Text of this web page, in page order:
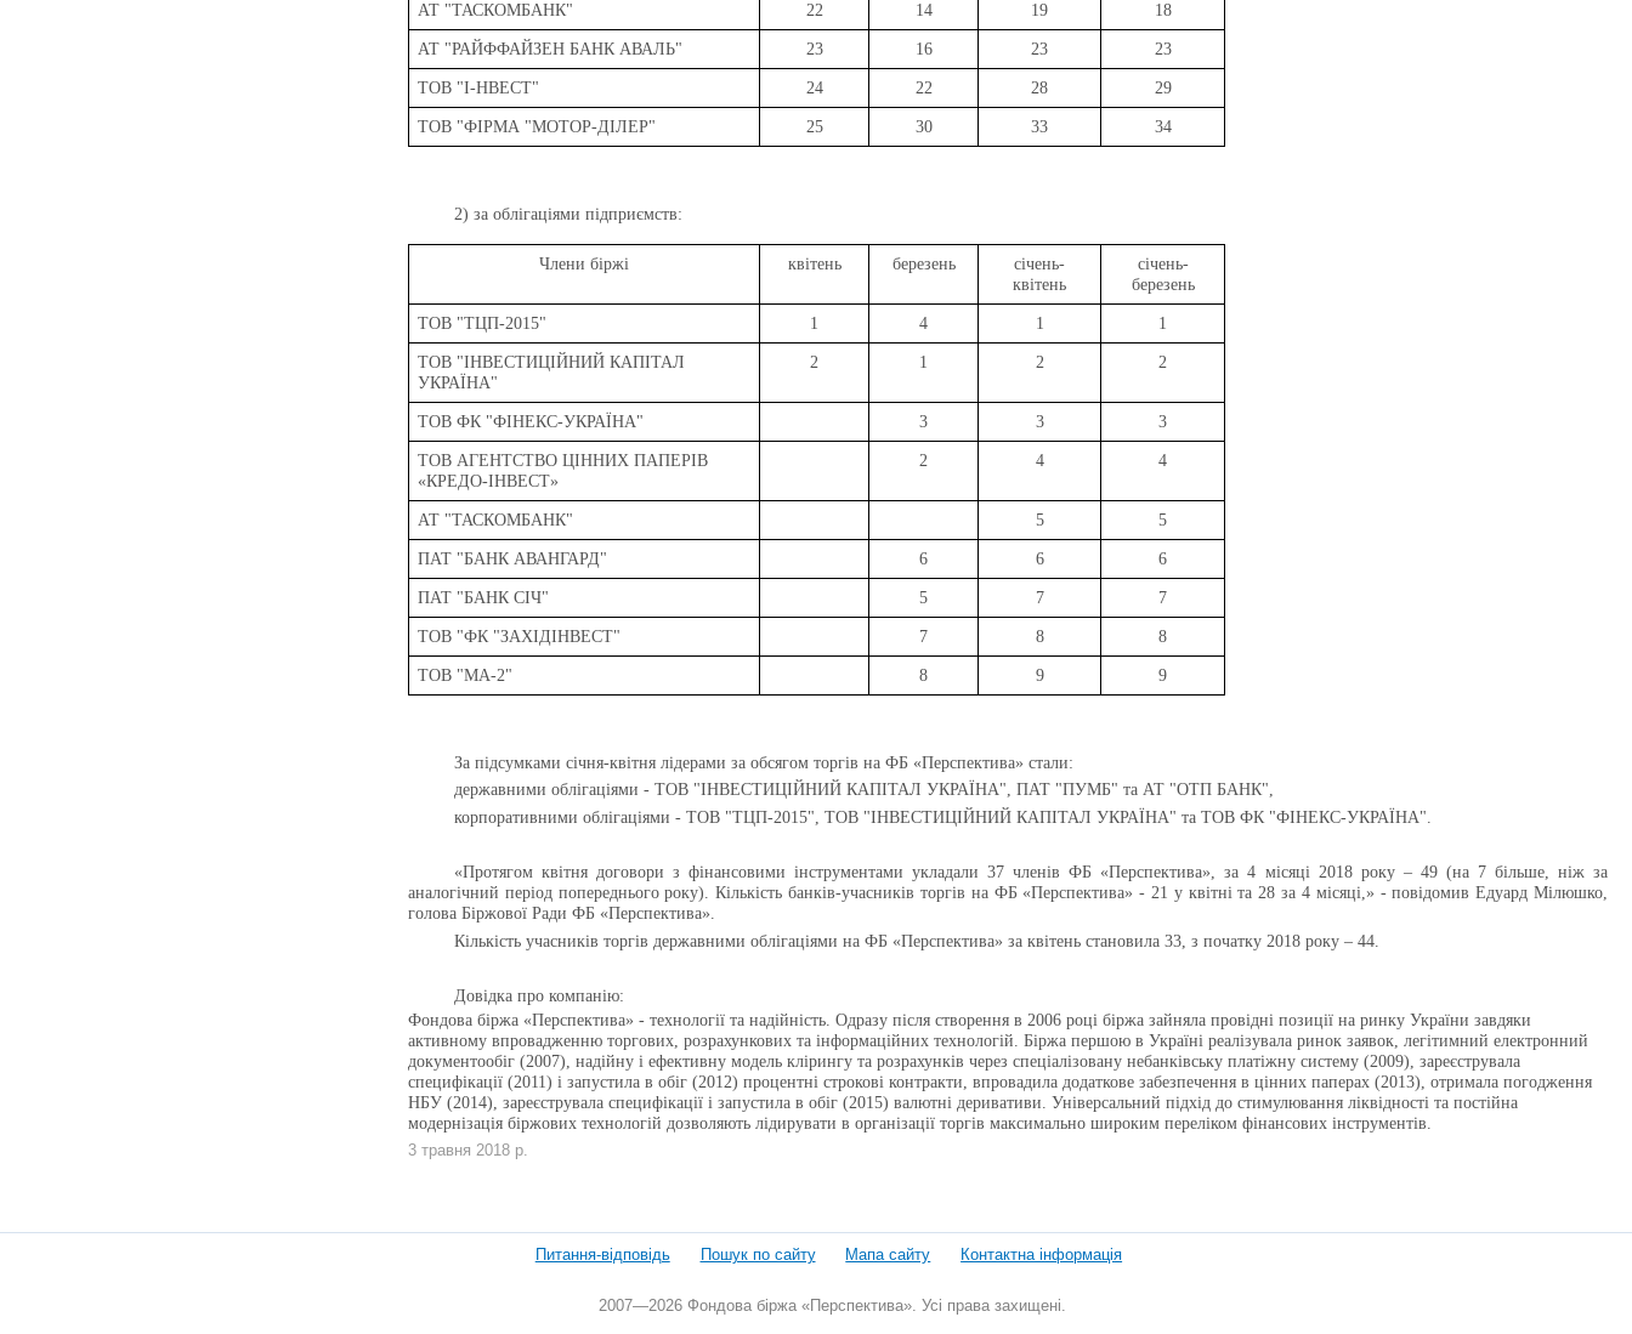
АТ "ТАСКОМБАНК" 22 14 19 18
АТ "РАЙФФАЙЗЕН БАНК АВАЛЬ" 23 16 23 23
ТОВ "І-НВЕСТ" 24 22 28 29
ТОВ "ФІРМА "МОТОР-ДІЛЕР" 25 30 33 34
2) за облігаціями підприємств:
Члени біржі квітень березень
січень-
квітень
січень-
березень
ТОВ "ТЦП-2015" 1 4 1 1
ТОВ "ІНВЕСТИЦІЙНИЙ КАПІТАЛ
УКРАЇНА"
2 1 2 2
ТОВ ФК "ФІНЕКС-УКРАЇНА" 3 3 3
ТОВ АГЕНТСТВО ЦІННИХ ПАПЕРІВ
«КРЕДО-ІНВЕСТ»
2 4 4
АТ "ТАСКОМБАНК" 5 5
ПАТ "БАНК АВАНГАРД" 6 6 6
ПАТ "БАНК СІЧ" 5 7 7
ТОВ "ФК "ЗАХІДІНВЕСТ" 7 8 8
ТОВ "МА-2" 8 9 9
За підсумками січня-квітня лідерами за обсягом торгів на ФБ «Перспектива» стали:
державними облігаціями - ТОВ "ІНВЕСТИЦІЙНИЙ КАПІТАЛ УКРАЇНА", ПАТ "ПУМБ" та АТ "ОТП БАНК",
корпоративними облігаціями - ТОВ "ТЦП-2015", ТОВ "ІНВЕСТИЦІЙНИЙ КАПІТАЛ УКРАЇНА" та ТОВ ФК "ФІНЕКС-УКРАЇНА".
«Протягом квітня договори з фінансовими інструментами укладали 37 членів ФБ «Перспектива», за 4 місяці 2018 року – 49 (на 7 більше, ніж за
аналогічний період попереднього року). Кількість банків-учасників торгів на ФБ «Перспектива» - 21 у квітні та 28 за 4 місяці,» - повідомив Едуард Мілюшко,
голова Біржової Ради ФБ «Перспектива».
Кількість учасників торгів державними облігаціями на ФБ «Перспектива» за квітень становила 33, з початку 2018 року – 44.
Довідка про компанію:
Фондова біржа «Перспектива» - технології та надійність. Одразу після створення в 2006 році біржа зайняла провідні позиції на ринку України завдяки
активному впровадженню торгових, розрахункових та інформаційних технологій. Біржа першою в Україні реалізувала ринок заявок, легітимний електронний
документообіг (2007), надійну і ефективну модель клірингу та розрахунків через спеціалізовану небанківську платіжну систему (2009), зареєструвала
специфікації (2011) і запустила в обіг (2012) процентні строкові контракти, впровадила додаткове забезпечення в цінних паперах (2013), отримала погодження
НБУ (2014), зареєструвала специфікації і запустила в обіг (2015) валютні деривативи. Універсальний підхід до стимулювання ліквідності та постійна
модернізація біржових технологій дозволяють лідирувати в організації торгів максимально широким переліком фінансових інструментів.
3 травня 2018 р.
Питання-відповідь Пошук по сайту Мапа сайту Контактна інформація
2007—2026 Фондова біржа «Перспектива». Усі права захищені.